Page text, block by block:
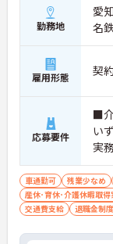
勤務地
愛
名
雇用形態 契
応募要件
■
い
実
以
歓
車通勤可 残業少なめ
産休･育休･介護休暇取得
交通費支給
退職金制